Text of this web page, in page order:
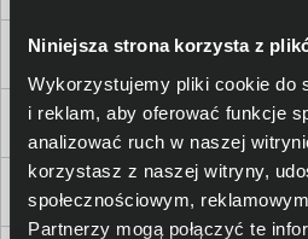
Niniejsza strona korzysta z
Wykorzystujemy pliki cookie do
i reklam, aby oferować funkcje
analizować ruch w naszej
korzystasz z naszej witryny,
społecznościowym,
Partnerzy mogą połączyć te
Dla Firm i Instytucji
Zakupy
Delkom 2000